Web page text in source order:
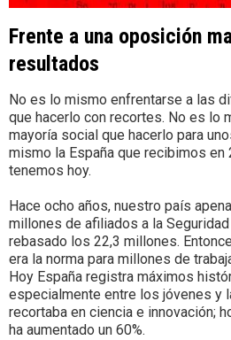
Frente a una oposición
resultados
No es lo mismo enfrentarse a las
que hacerlo con recortes. No es lo
mayoría social que hacerlo para
mismo la España que recibimos en
tenemos hoy.
Hace ocho años, nuestro país
millones de afiliados a la
rebasado los 22,3 millones.
era la norma para millones de
Hoy España registra máximos
especialmente entre los jóvenes y
recortaba en ciencia e innovación;
ha aumentado un 60%.